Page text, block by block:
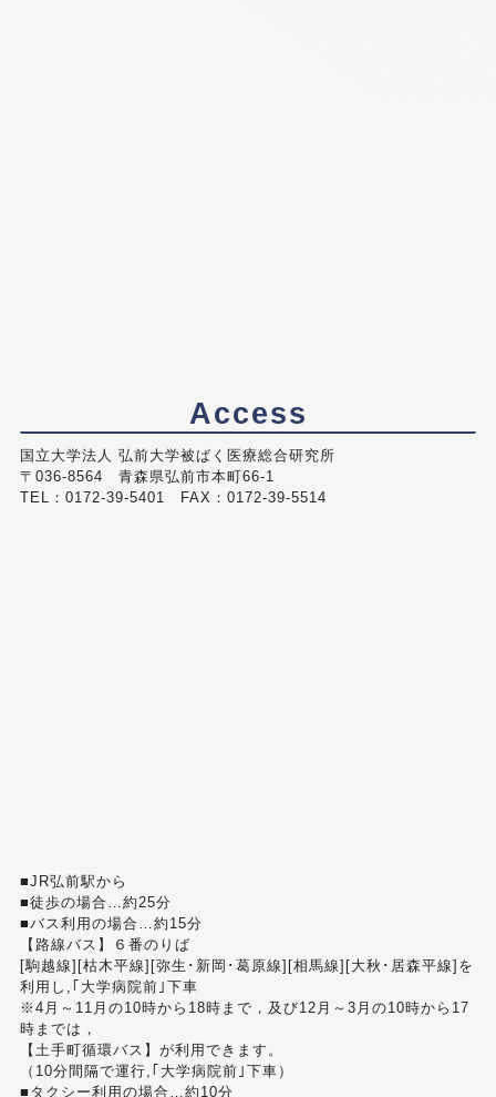
Access
国立大学法人 弘前大学被ばく医療総合研究所
〒036-8564 青森県弘前市本町66-1
TEL：0172-39-5401 FAX：0172-39-5514
■JR弘前駅から
■徒歩の場合…約25分
■バス利用の場合…約15分
【路線バス】６番のりば
[駒越線][枯木平線][弥生･新岡･葛原線][相馬線][大秋･居森平線]を
利用し,｢大学病院前｣下車
※4月～11月の10時から18時まで，及び12月～3月の10時から17
時までは，
【土手町循環バス】が利用できます。
（10分間隔で運行,｢大学病院前｣下車）
■タクシー利用の場合…約10分